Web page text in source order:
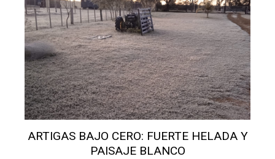
ARTIGAS BAJO CERO: FUERTE HELADA Y
PAISAJE BLANCO